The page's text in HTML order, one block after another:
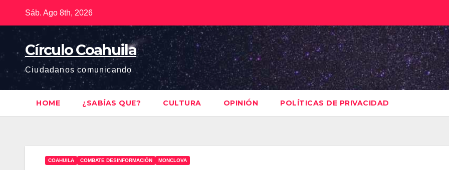
Sáb. Ago 8th, 2026
Círculo Coahuila
Ciudadanos comunicando
HOME ¿SABÍAS QUE? CULTURA OPINIÓN POLÍTICAS DE PRIVACIDAD
COAHUILA COMBATE DESINFORMACIÓN MONCLOVA